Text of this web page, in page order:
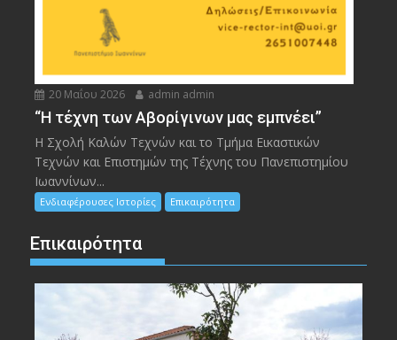
20 Μαΐου 2026 admin admin
“Η τέχνη των Αβορίγινων μας εμπνέει”
Η Σχολή Καλών Τεχνών και το Τμήμα Εικαστικών
Τεχνών και Επιστημών της Τέχνης του Πανεπιστημίου
Ιωαννίνων...
Ενδιαφέρουσες Ιστορίες Επικαιρότητα
Επικαιρότητα